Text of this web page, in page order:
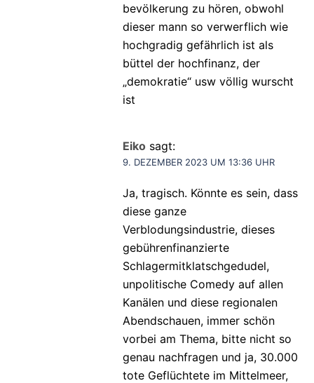
bevölkerung zu hören, obwohl
dieser mann so verwerflich wie
hochgradig gefährlich ist als
büttel der hochfinanz, der
„demokratie“ usw völlig wurscht
ist
Eiko sagt:
9. DEZEMBER 2023 UM 13:36 UHR
Ja, tragisch. Könnte es sein, dass
diese ganze
Verblodungsindustrie, dieses
gebührenfinanzierte
Schlagermitklatschgedudel,
unpolitische Comedy auf allen
Kanälen und diese regionalen
Abendschauen, immer schön
vorbei am Thema, bitte nicht so
genau nachfragen und ja, 30.000
tote Geflüchtete im Mittelmeer,